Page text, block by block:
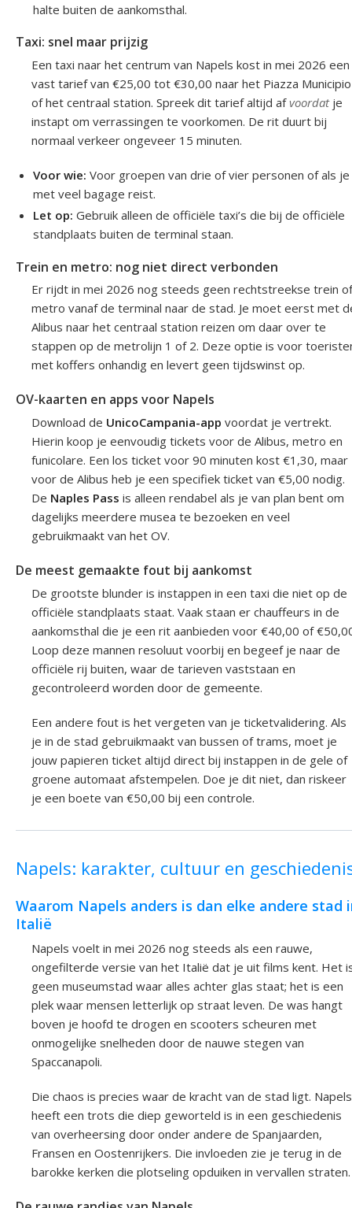
halte buiten de aankomsthal.
Taxi: snel maar prijzig
Een taxi naar het centrum van Napels kost in mei 2026 een
vast tarief van €25,00 tot €30,00 naar het Piazza Municipio
of het centraal station. Spreek dit tarief altijd afvoordatje
instapt om verrassingen te voorkomen. De rit duurt bij
normaal verkeer ongeveer 15 minuten.
Voor wie: Voor groepen van drie of vier personen of als je
met veel bagage reist.
Let op: Gebruik alleen de officiële taxi’s die bij de officiële
standplaats buiten de terminal staan.
Trein en metro: nog niet direct verbonden
Er rijdt in mei 2026 nog steeds geen rechtstreekse trein of
metro vanaf de terminal naar de stad. Je moet eerst met
Alibus naar het centraal station reizen om daar over te
stappen op de metrolijn 1 of 2. Deze optie is voor
met koffers onhandig en levert geen tijdswinst op.
OV-kaarten en apps voor Napels
Download de UnicoCampania-app voordat je vertrekt.
Hierin koop je eenvoudig tickets voor de Alibus, metro en
funicolare. Een los ticket voor 90 minuten kost €1,30, maar
voor de Alibus heb je een specifiek ticket van €5,00 nodig.
De Naples Pass is alleen rendabel als je van plan bent om
dagelijks meerdere musea te bezoeken en veel
gebruikmaakt van het OV.
De meest gemaakte fout bij aankomst
De grootste blunder is instappen in een taxi die niet op de
officiële standplaats staat. Vaak staan er chauffeurs in de
aankomsthal die je een rit aanbieden voor €40,00 of
Loop deze mannen resoluut voorbij en begeef je naar de
officiële rij buiten, waar de tarieven vaststaan en
gecontroleerd worden door de gemeente.
Een andere fout is het vergeten van je ticketvalidering. Als
je in de stad gebruikmaakt van bussen of trams, moet je
jouw papieren ticket altijd direct bij instappen in de gele of
groene automaat afstempelen. Doe je dit niet, dan riskeer
je een boete van €50,00 bij een controle.
Napels: karakter, cultuur en
Waarom Napels anders is dan elke andere stad
Italië
Napels voelt in mei 2026 nog steeds als een rauwe,
ongefilterde versie van het Italië dat je uit films kent. Het
geen museumstad waar alles achter glas staat; het is een
plek waar mensen letterlijk op straat leven. De was hangt
boven je hoofd te drogen en scooters scheuren met
onmogelijke snelheden door de nauwe stegen van
Spaccanapoli.
Die chaos is precies waar de kracht van de stad ligt. Napels
heeft een trots die diep geworteld is in een geschiedenis
van overheersing door onder andere de Spanjaarden,
Fransen en Oostenrijkers. Die invloeden zie je terug in de
barokke kerken die plotseling opduiken in vervallen straten.